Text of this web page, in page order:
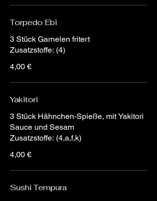
Torpedo Ebi
3 Stück Garnelen fritert
Zusatzstoffe: (4)
4,00 €
Yakitori
3 Stück Hähnchen-Spieße, mit Yakitori
Sauce und Sesam
Zusatzstoffe: (4,a,f,k)
4,00 €
Sushi Tempura